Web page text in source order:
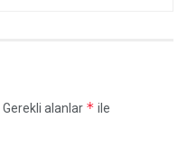
Gerekli alanlar * ile